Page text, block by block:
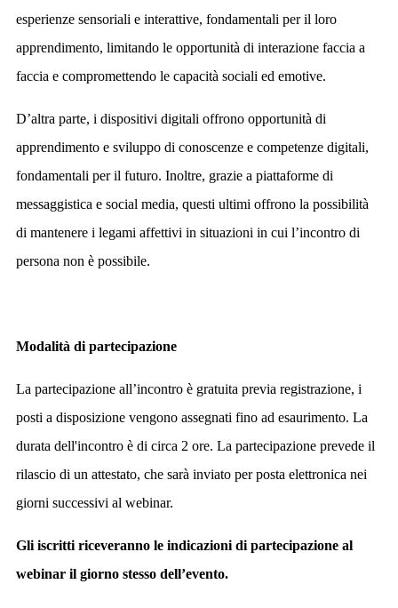
esperienze sensoriali e interattive, fondamentali per il loro
apprendimento, limitando le opportunità di interazione faccia a
faccia e compromettendo le capacità sociali ed emotive.
D’altra parte, i dispositivi digitali offrono opportunità di
apprendimento e sviluppo di conoscenze e competenze digitali,
fondamentali per il futuro. Inoltre, grazie a piattaforme di
messaggistica e social media, questi ultimi offrono la possibilità
di mantenere i legami affettivi in situazioni in cui l’incontro di
persona non è possibile.
Modalità di partecipazione
La partecipazione all’incontro è gratuita previa registrazione, i
posti a disposizione vengono assegnati fino ad esaurimento. La
durata dell'incontro è di circa 2 ore. La partecipazione prevede il
rilascio di un attestato, che sarà inviato per posta elettronica nei
giorni successivi al webinar.
Gli iscritti riceveranno le indicazioni di partecipazione al
webinar il giorno stesso dell’evento.